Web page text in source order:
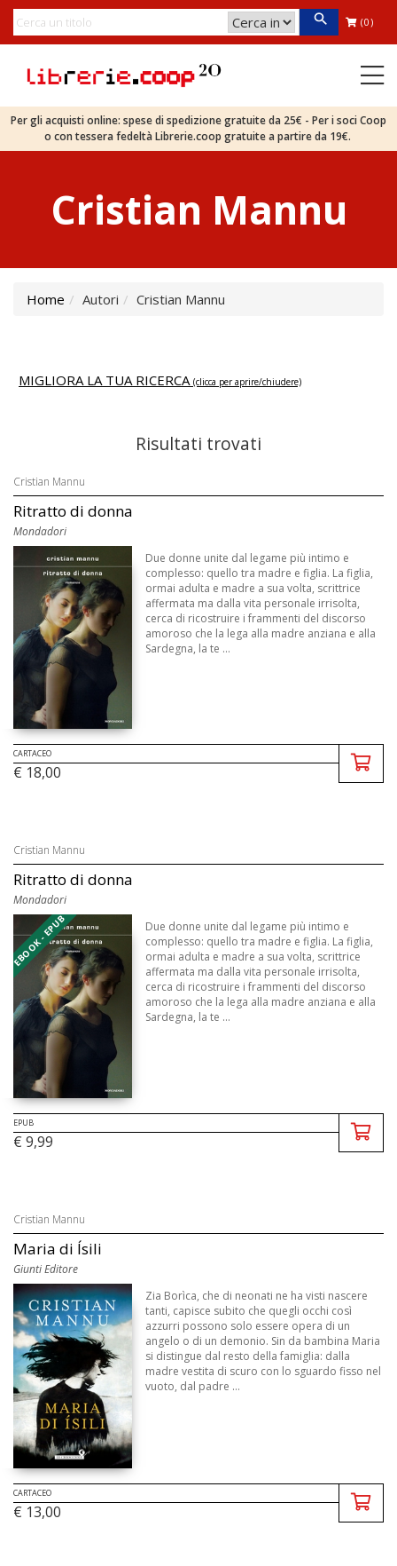
(0)
Per gli acquisti online: spese di spedizione gratuite da 25€ - Per i soci Coop
o con tessera fedeltà Librerie.coop gratuite a partire da 19€.
Cristian Mannu
Home Autori Cristian Mannu
MIGLIORA LA TUA RICERCA (clicca per aprire/chiudere)
Risultati trovati
Cristian Mannu
Ritratto di donna
Mondadori
Due donne unite dal legame più intimo e
complesso: quello tra madre e figlia. La figlia,
ormai adulta e madre a sua volta, scrittrice
affermata ma dalla vita personale irrisolta,
cerca di ricostruire i frammenti del discorso
amoroso che la lega alla madre anziana e alla
Sardegna, la te ...
CARTACEO
€ 18,00
Cristian Mannu
Ritratto di donna
Mondadori
EBOOK - EPUB
Due donne unite dal legame più intimo e
complesso: quello tra madre e figlia. La figlia,
ormai adulta e madre a sua volta, scrittrice
affermata ma dalla vita personale irrisolta,
cerca di ricostruire i frammenti del discorso
amoroso che la lega alla madre anziana e alla
Sardegna, la te ...
EPUB
€ 9,99
Cristian Mannu
Maria di Ísili
Giunti Editore
Zia Borìca, che di neonati ne ha visti nascere
tanti, capisce subito che quegli occhi così
azzurri possono solo essere opera di un
angelo o di un demonio. Sin da bambina Maria
si distingue dal resto della famiglia: dalla
madre vestita di scuro con lo sguardo fisso nel
vuoto, dal padre ...
CARTACEO
€ 13,00